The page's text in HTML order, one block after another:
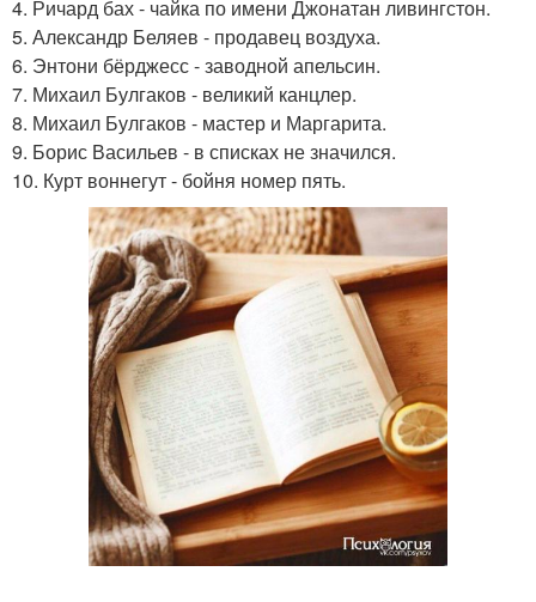
4. Ричард бах - чайка по имени Джонатан ливингстон.
5. Александр Беляев - продавец воздуха.
6. Энтони бёрджесс - заводной апельсин.
7. Михаил Булгаков - великий канцлер.
8. Михаил Булгаков - мастер и Маргарита.
9. Борис Васильев - в списках не значился.
10. Курт воннегут - бойня номер пять.